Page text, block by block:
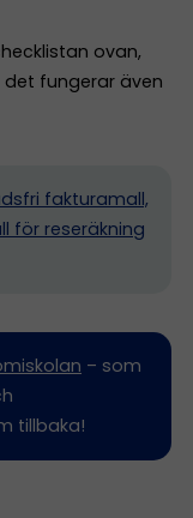
ovan,
fungerar även
fakturamall,
för reseräkning
– som
tillbaka!